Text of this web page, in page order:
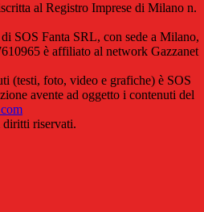
al Registro Imprese di Milano n.
SOS Fanta SRL, con sede a Milano,
è affiliato al network Gazzanet
(testi, foto, video e grafiche) è SOS
avente ad oggetto i contenuti del
riservati.